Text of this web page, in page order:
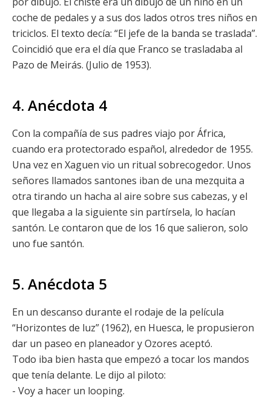
coche de pedales y a sus dos lados otros tres niños en
triciclos. El texto decía: “El jefe de la banda se traslada”.
Coincidió que era el día que Franco se trasladaba al
Pazo de Meirás. (Julio de 1953).
4. Anécdota 4
Con la compañía de sus padres viajo por África,
cuando era protectorado español, alrededor de 1955.
Una vez en Xaguen vio un ritual sobrecogedor. Unos
señores llamados santones iban de una mezquita a
otra tirando un hacha al aire sobre sus cabezas, y el
que llegaba a la siguiente sin partírsela, lo hacían
santón. Le contaron que de los 16 que salieron, solo
uno fue santón.
5. Anécdota 5
En un descanso durante el rodaje de la película
“Horizontes de luz” (1962), en Huesca, le propusieron
dar un paseo en planeador y Ozores aceptó.
Todo iba bien hasta que empezó a tocar los mandos
que tenía delante. Le dijo al piloto:
- Voy a hacer un looping.